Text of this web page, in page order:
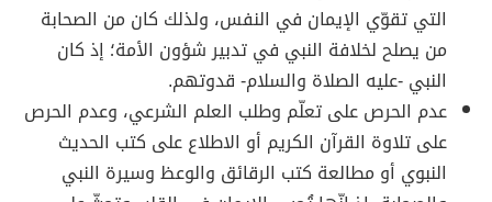
التي تقوّي الإيمان في النفس، ولذلك كان من الصحابة
من يصلح لخلافة النبي في تدبير شؤون الأمة؛ إذ كان
النبي -عليه الصلاة والسلام- قدوتهم.
عدم الحرص على تعلّم وطلب العلم الشرعي، وعدم الحرص
على تلاوة القرآن الكريم أو الاطلاع على كتب الحديث
النبوي أو مطالعة كتب الرقائق والوعظ وسيرة النبي